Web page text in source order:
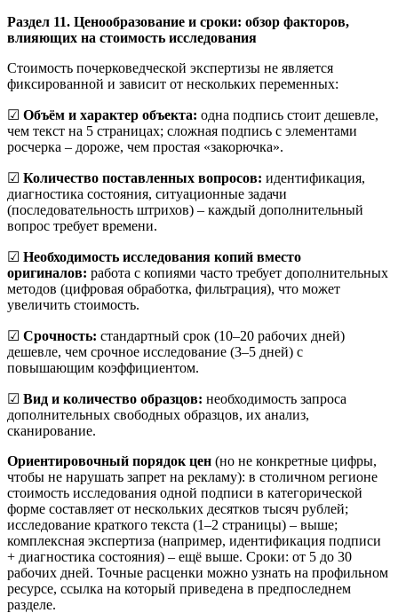
Раздел 11. Ценообразование и сроки: обзор факторов,
влияющих на стоимость исследования
Стоимость почерковедческой экспертизы не является
фиксированной и зависит от нескольких переменных:
☑ Объём и характер объекта: одна подпись стоит дешевле,
чем текст на 5 страницах; сложная подпись с элементами
росчерка – дороже, чем простая «закорючка».
☑ Количество поставленных вопросов: идентификация,
диагностика состояния, ситуационные задачи
(последовательность штрихов) – каждый дополнительный
вопрос требует времени.
☑ Необходимость исследования копий вместо
оригиналов: работа с копиями часто требует дополнительных
методов (цифровая обработка, фильтрация), что может
увеличить стоимость.
☑ Срочность: стандартный срок (10–20 рабочих дней)
дешевле, чем срочное исследование (3–5 дней) с
повышающим коэффициентом.
☑ Вид и количество образцов: необходимость запроса
дополнительных свободных образцов, их анализ,
сканирование.
Ориентировочный порядок цен (но не конкретные цифры,
чтобы не нарушать запрет на рекламу): в столичном регионе
стоимость исследования одной подписи в категорической
форме составляет от нескольких десятков тысяч рублей;
исследование краткого текста (1–2 страницы) – выше;
комплексная экспертиза (например, идентификация подписи
+ диагностика состояния) – ещё выше. Сроки: от 5 до 30
рабочих дней. Точные расценки можно узнать на профильном
ресурсе, ссылка на который приведена в предпоследнем
разделе.